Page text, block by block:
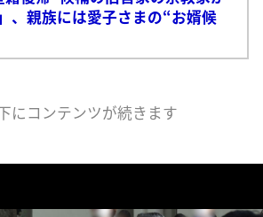
、親族には愛子さまの“お婿候
にコンテンツが続きます